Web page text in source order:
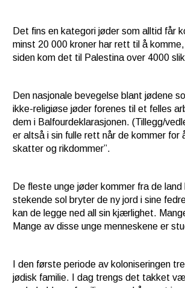
Det fins en kategori jøder som alltid får
minst 20 000 kroner har rett til å
siden kom det til Palestina over 4000
Den nasjonale bevegelse blant jødene
ikke-religiøse jøder forenes til et felles
dem i Balfourdeklarasjonen. (Tillegg/
er altså i sin fulle rett når de kommer
skatter og rikdommer”.
De fleste unge jøder kommer fra de
stekende sol bryter de ny jord i sine
kan de legge ned all sin kjærlighet.
Mange av disse unge menneskene er
I den første periode av koloniseringen
jødisk familie. I dag trengs det takket